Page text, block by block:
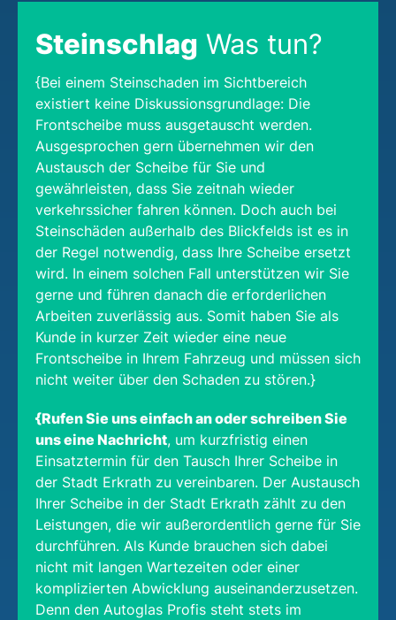
Steinschlag Was tun?
{Bei einem Steinschaden im Sichtbereich
existiert keine Diskussionsgrundlage: Die
Frontscheibe muss ausgetauscht werden.
Ausgesprochen gern übernehmen wir den
Austausch der Scheibe für Sie und
gewährleisten, dass Sie zeitnah wieder
verkehrssicher fahren können. Doch auch bei
Steinschäden außerhalb des Blickfelds ist es in
der Regel notwendig, dass Ihre Scheibe ersetzt
wird. In einem solchen Fall unterstützen wir Sie
gerne und führen danach die erforderlichen
Arbeiten zuverlässig aus. Somit haben Sie als
Kunde in kurzer Zeit wieder eine neue
Frontscheibe in Ihrem Fahrzeug und müssen sich
nicht weiter über den Schaden zu stören.}
{Rufen Sie uns einfach an oder schreiben Sie
uns eine Nachricht, um kurzfristig einen
Einsatztermin für den Tausch Ihrer Scheibe in
der Stadt Erkrath zu vereinbaren. Der Austausch
Ihrer Scheibe in der Stadt Erkrath zählt zu den
Leistungen, die wir außerordentlich gerne für Sie
durchführen. Als Kunde brauchen sich dabei
nicht mit langen Wartezeiten oder einer
komplizierten Abwicklung auseinanderzusetzen.
Denn den Autoglas Profis steht stets im